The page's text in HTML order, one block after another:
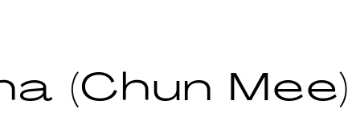
(Chun Mee)